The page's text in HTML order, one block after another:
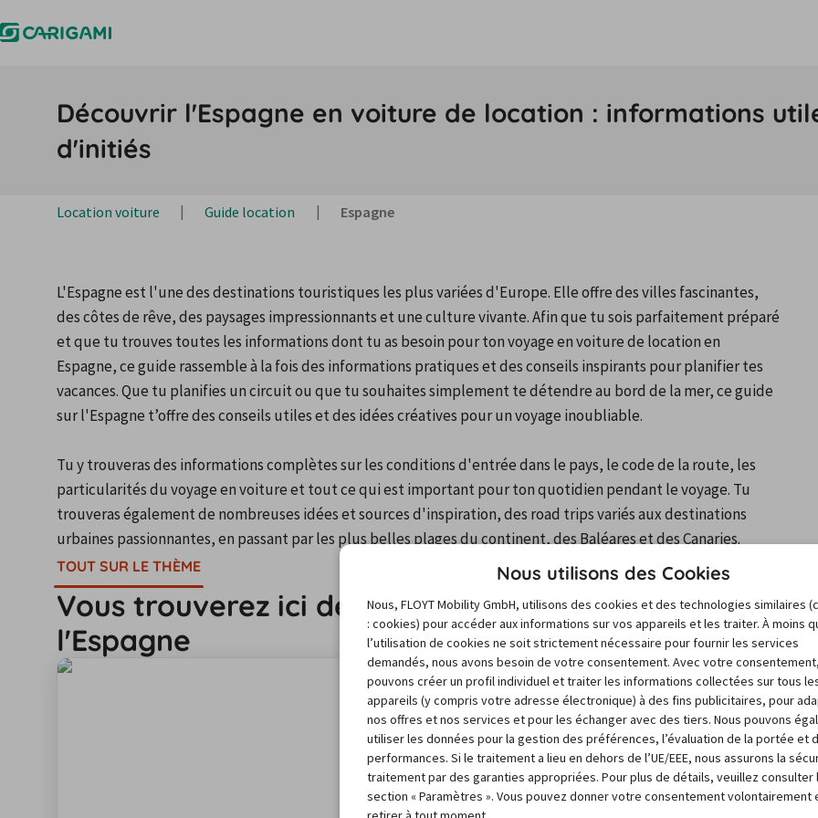
Découvrir l'Espagne en voiture de location : informations
d'initiés
Location voiture Guide location Espagne
L'Espagne est l'une des destinations touristiques les plus variées d'Europe. Elle offre des villes fascinantes,
des côtes de rêve, des paysages impressionnants et une culture vivante. Afin que tu sois parfaitement préparé
et que tu trouves toutes les informations dont tu as besoin pour ton voyage en voiture de location en
Espagne, ce guide rassemble à la fois des informations pratiques et des conseils inspirants pour planifier tes
vacances. Que tu planifies un circuit ou que tu souhaites simplement te détendre au bord de la mer, ce guide
sur l'Espagne t’offre des conseils utiles et des idées créatives pour un voyage inoubliable.
Tu y trouveras des informations complètes sur les conditions d'entrée dans le pays, le code de la route, les
particularités du voyage en voiture et tout ce qui est important pour ton quotidien pendant le voyage. Tu
trouveras également de nombreuses idées et sources d'inspiration, des road trips variés aux destinations
urbaines passionnantes, en passant par les plus belles plages du continent, des Baléares et des Canaries.
TOUT SUR LE THÈME
Vous trouverez ici des informations de voyage et de
l'Espagne
Nous utilisons des Cookies
Nous, FLOYT Mobility GmbH, utilisons des cookies et des technologies similaires
: cookies) pour accéder aux informations sur vos appareils et les traiter. À moins
l’utilisation de cookies ne soit strictement nécessaire pour fournir les services
demandés, nous avons besoin de votre consentement. Avec votre
pouvons créer un profil individuel et traiter les informations collectées sur tous
appareils (y compris votre adresse électronique) à des fins publicitaires, pour
nos offres et nos services et pour les échanger avec des tiers. Nous pouvons
utiliser les données pour la gestion des préférences, l’évaluation de la portée et
performances. Si le traitement a lieu en dehors de l’UE/EEE, nous assurons la
traitement par des garanties appropriées. Pour plus de détails, veuillez consulter
section « Paramètres ». Vous pouvez donner votre consentement volontairement